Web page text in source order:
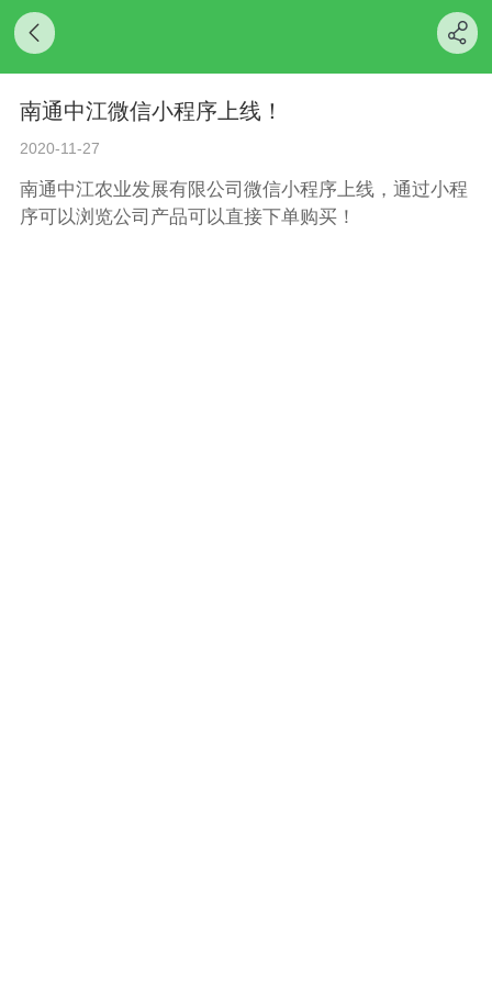
南通中江微信小程序上线！
2020-11-27
南通中江农业发展有限公司微信小程序上线，通过小程
序可以浏览公司产品可以直接下单购买！